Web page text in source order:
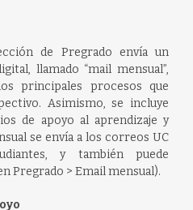
de Pregrado envía un
llamado “mail mensual”,
principales procesos que
Asimismo, se incluye
de apoyo al aprendizaje y
se envía a los correos UC
y también puede
Pregrado > Email mensual).